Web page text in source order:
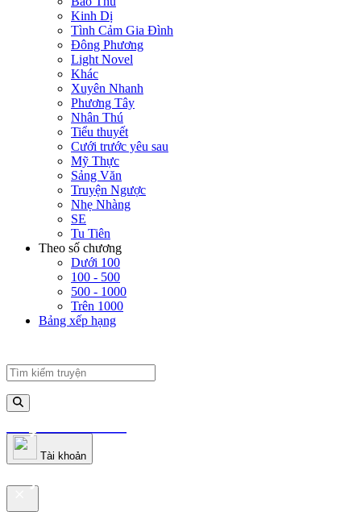
Kinh Dị
Tình Cảm Gia Đình
Đông Phương
Light Novel
Khác
Xuyên Nhanh
Phương Tây
Nhân Thú
Tiểu thuyết
Cưới trước yêu sau
Mỹ Thực
Sảng Văn
Truyện Ngược
Nhẹ Nhàng
SE
Tu Tiên
Theo số chương
Dưới 100
100 - 500
500 - 1000
Trên 1000
Bảng xếp hạng
truyenfullz.com
Tài khoản
truyenfullz.com